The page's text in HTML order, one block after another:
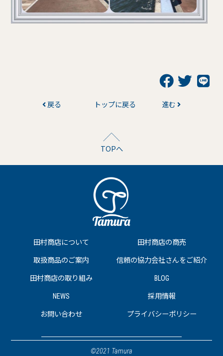
戻る トップに戻る 進む
TOPへ
田村商店について 田村商店の商売
取扱商品のご案内 信頼の協力会社さんをご紹介
田村商店の取り組み BLOG
NEWS 採用情報
お問い合わせ プライバシーポリシー
©2021 Tamura